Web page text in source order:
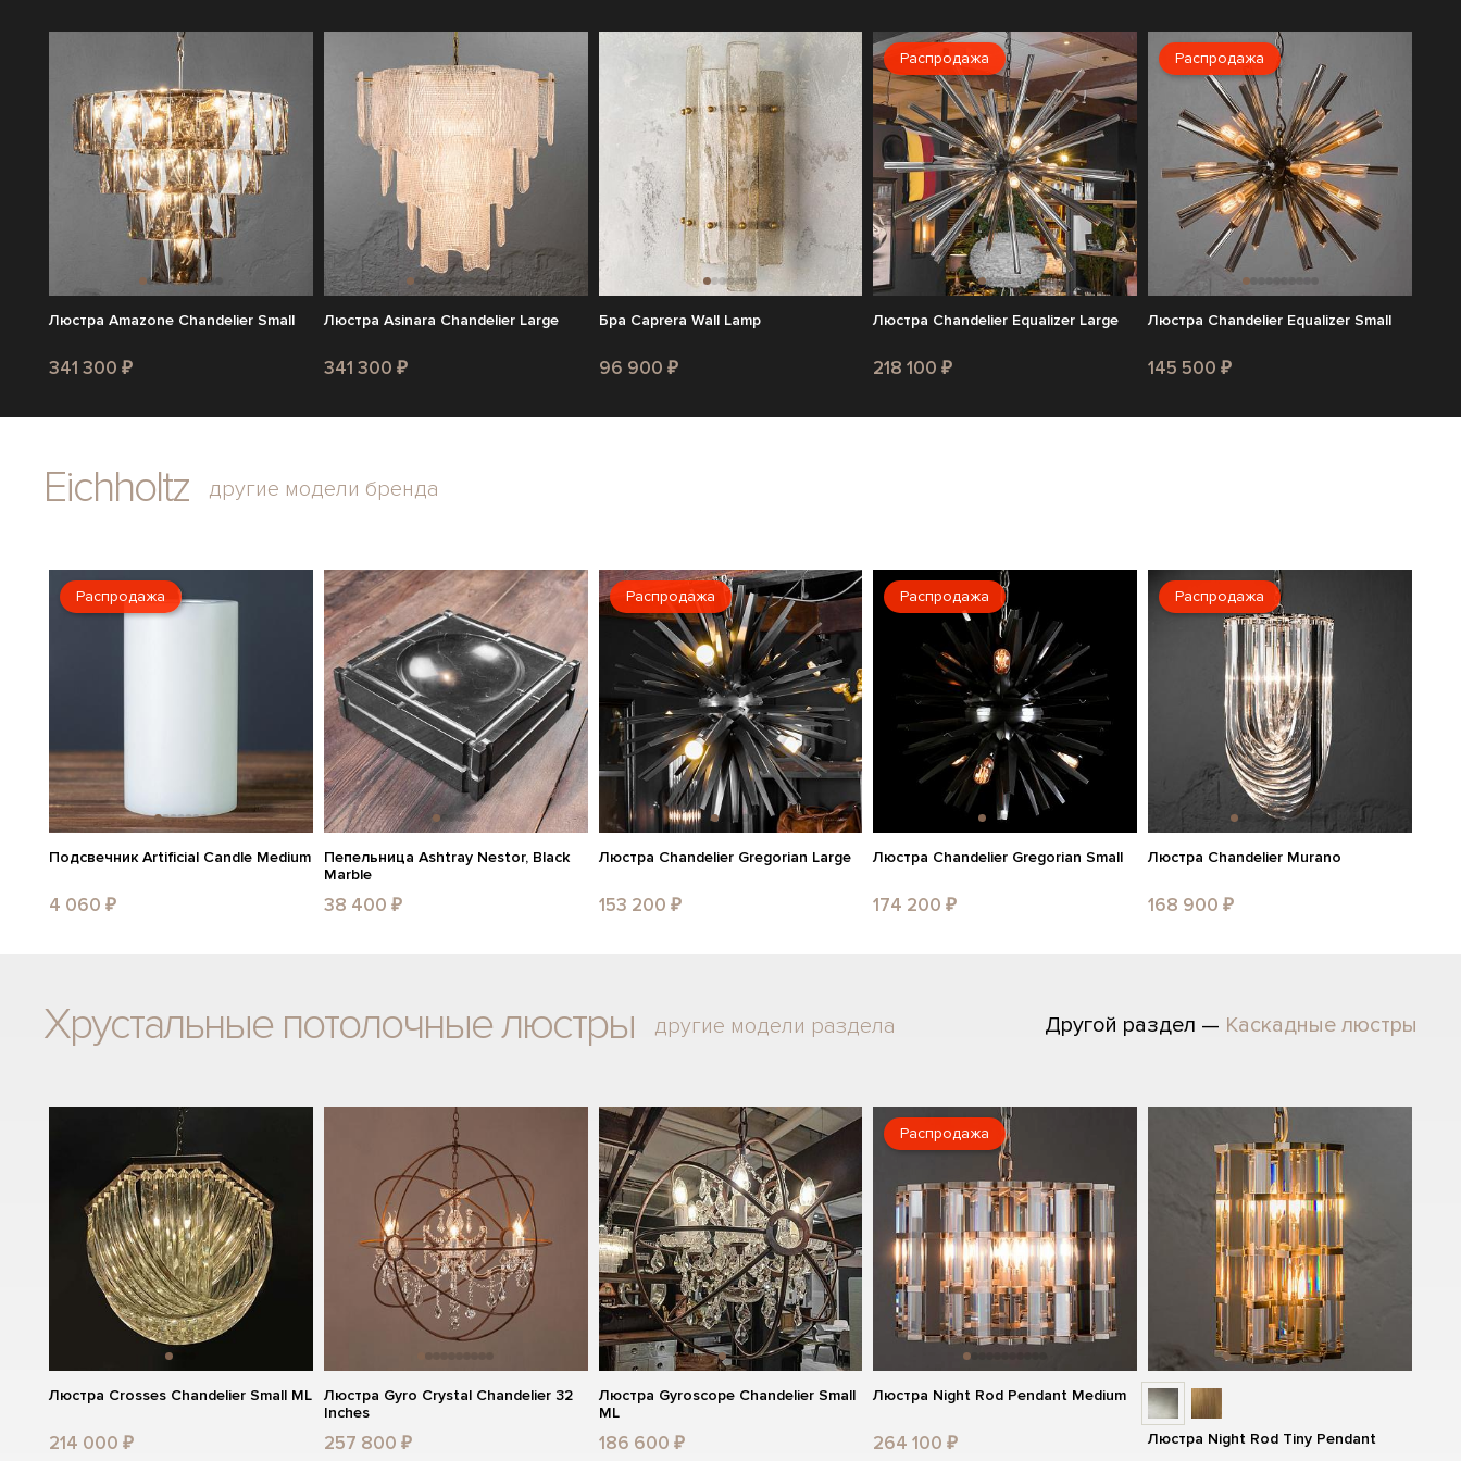
Люстра Amazone Chandelier Small
341 300 ₽
Люстра Asinara Chandelier Large
341 300 ₽
Бра Caprera Wall Lamp
96 900 ₽
Распродажа
Люстра Chandelier Equalizer Large
218 100 ₽
Распродажа
Люстра Chandelier Equalizer Small
145 500 ₽
Eichholtz другие модели бренда
Распродажа
Подсвечник Artificial Candle Medium
4 060 ₽
Пепельница Ashtray Nestor, Black
Marble
38 400 ₽
Распродажа
Люстра Chandelier Gregorian Large
153 200 ₽
Распродажа
Люстра Chandelier Gregorian Small
174 200 ₽
Распродажа
Люстра Chandelier Murano
168 900 ₽
Хрустальные потолочные люстры другие модели раздела Другой раздел — Каскадные люстры
Люстра Crosses Chandelier Small ML
214 000 ₽
Люстра Gyro Crystal Chandelier 32
Inches
257 800 ₽
Люстра Gyroscope Chandelier Small
ML
186 600 ₽
Распродажа
Люстра Night Rod Pendant Medium
264 100 ₽ Люстра Night Rod Tiny Pendant